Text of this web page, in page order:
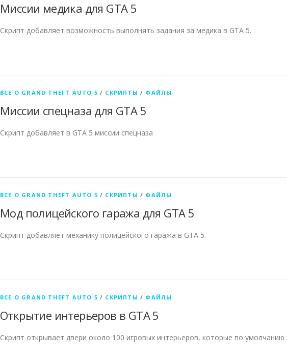
Миссии медика для GTA 5
Скрипт добавляет возможность выполнять задания за медика в GTA 5.
ВСЕ О GRAND THEFT AUTO 5 / СКРИПТЫ / ФАЙЛЫ
Миссии спецназа для GTA 5
Скрипт добавляет в GTA 5 миссии спецназа
ВСЕ О GRAND THEFT AUTO 5 / СКРИПТЫ / ФАЙЛЫ
Мод полицейского гаража для GTA 5
Скрипт добавляет механику полицейского гаража в GTA 5.
ВСЕ О GRAND THEFT AUTO 5 / СКРИПТЫ / ФАЙЛЫ
Открытие интерьеров в GTA 5
Скрипт открывает двери около 100 игровых интерьеров, которые по умолчанию